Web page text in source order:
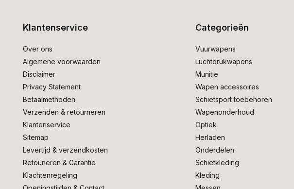
Klantenservice
Over ons
Algemene voorwaarden
Disclaimer
Privacy Statement
Betaalmethoden
Verzenden & retourneren
Klantenservice
Sitemap
Levertijd & verzendkosten
Retouneren & Garantie
Klachtenregeling
Categorieën
Vuurwapens
Luchtdrukwapens
Munitie
Wapen accessoires
Schietsport toebehoren
Wapenonderhoud
Optiek
Herladen
Onderdelen
Schietkleding
Kleding